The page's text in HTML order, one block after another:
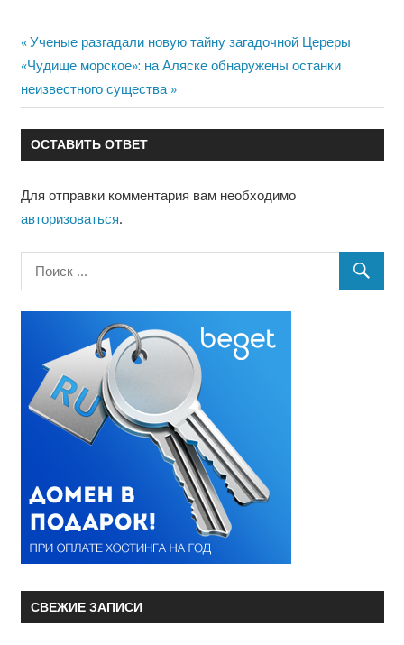
Навигация
по
записям
Предыдущая
запись:
Ученые разгадали новую тайну загадочной Цереры
Следующая
запись:
«Чудище морское»: на Аляске обнаружены останки
неизвестного существа
ОСТАВИТЬ ОТВЕТ
Для отправки комментария вам необходимо
авторизоваться.
СВЕЖИЕ ЗАПИСИ